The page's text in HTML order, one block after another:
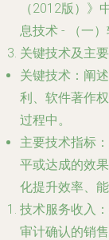
（2012版）》
息技术 - （一）
关键技术及主
关键技术 ：阐
利、软件著作
过程中。
主要技术指标
平或达成的效
化提升效率、
技术服务收入
审计确认的销